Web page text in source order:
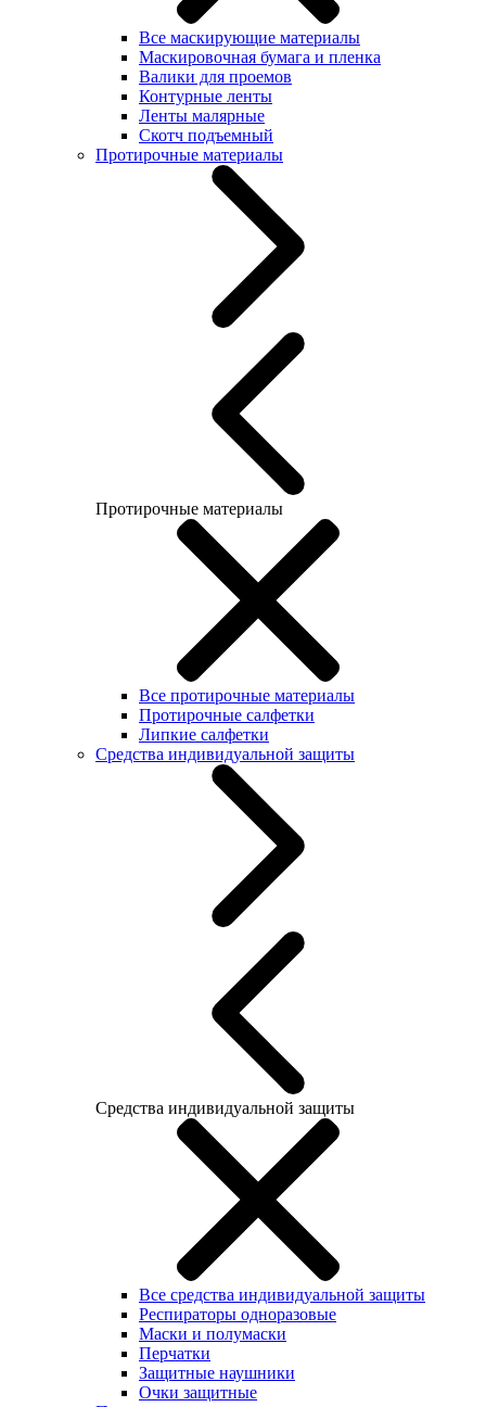
Все маскирующие материалы
Маскировочная бумага и пленка
Валики для проемов
Контурные ленты
Ленты малярные
Скотч подъемный
Протирочные материалы
Протирочные материалы
Все протирочные материалы
Протирочные салфетки
Липкие салфетки
Средства индивидуальной защиты
Средства индивидуальной защиты
Все средства индивидуальной защиты
Респираторы одноразовые
Маски и полумаски
Перчатки
Защитные наушники
Очки защитные